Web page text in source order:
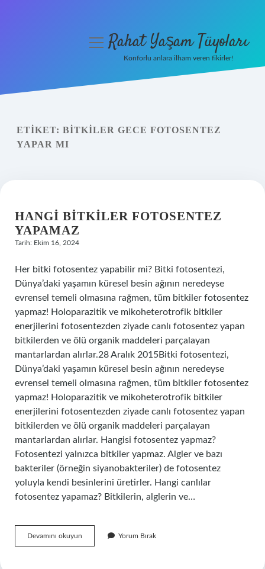
Yasal Uyarı
menüyüRahat Yaşam Tüyoları
Konforlu anlara ilham veren fikirler!
ETIKET: BITKILER GECE FOTOSENTEZ
YAPAR MI
HANGI BITKILER FOTOSENTEZ
YAPAMAZ
Tarih: Ekim 16, 2024
Her bitki fotosentez yapabilir mi? Bitki fotosentezi,
Dünya’daki yaşamın küresel besin ağının neredeyse
evrensel temeli olmasına rağmen, tüm bitkiler fotosentez
yapmaz! Holoparazitik ve mikoheterotrofik bitkiler
enerjilerini fotosentezden ziyade canlı fotosentez yapan
bitkilerden ve ölü organik maddeleri parçalayan
mantarlardan alırlar.28 Aralık 2015Bitki fotosentezi,
Dünya’daki yaşamın küresel besin ağının neredeyse
evrensel temeli olmasına rağmen, tüm bitkiler fotosentez
yapmaz! Holoparazitik ve mikoheterotrofik bitkiler
enerjilerini fotosentezden ziyade canlı fotosentez yapan
bitkilerden ve ölü organik maddeleri parçalayan
mantarlardan alırlar. Hangisi fotosentez yapmaz?
Fotosentezi yalnızca bitkiler yapmaz. Algler ve bazı
bakteriler (örneğin siyanobakteriler) de fotosentez
yoluyla kendi besinlerini üretirler. Hangi canlılar
fotosentez yapamaz? Bitkilerin, alglerin ve…
Devamını okuyun
Bitkiler
Yorum Bırak